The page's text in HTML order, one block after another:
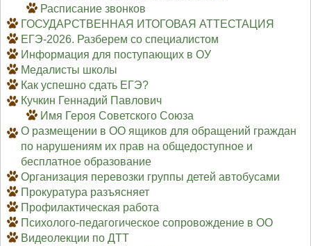
Расписание звонков
ГОСУДАРСТВЕННАЯ ИТОГОВАЯ АТТЕСТАЦИЯ
ЕГЭ-2026. Разберем со специалистом
Информация для поступающих в ОУ
Медалисты школы
Как успешно сдать ЕГЭ?
Кучкин Геннадий Павлович
Имя Героя Советского Союза
О размещении в ОО ящиков для обращений граждан
по нарушениям их прав на общедоступное и
бесплатное образование
Организация перевозки группы детей автобусами
Прокуратура разъясняет
Профилактическая работа
Психолого-педагогическое сопровождение в ОО
Видеолекции по ДТТ